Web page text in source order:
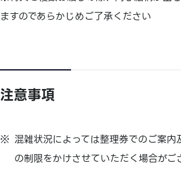
ますのであらかじめご了承ください
注意事項
混雑状況によっては整理券でのご案内
の制限をかけさせていただく場合がご